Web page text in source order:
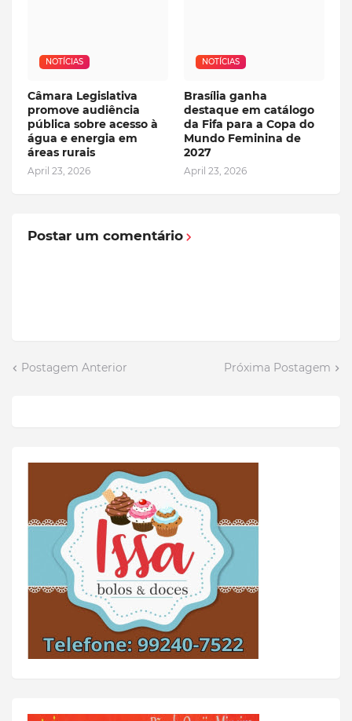
NOTÍCIAS
Câmara Legislativa
promove audiência
pública sobre acesso à
água e energia em
áreas rurais
April 23, 2026
NOTÍCIAS
Brasília ganha
destaque em catálogo
da Fifa para a Copa do
Mundo Feminina de
2027
April 23, 2026
Postar um comentário
Postagem Anterior Próxima Postagem